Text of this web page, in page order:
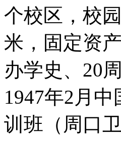
个校区，校
米，固定资
办学史、20
1947年2月
训班（周口